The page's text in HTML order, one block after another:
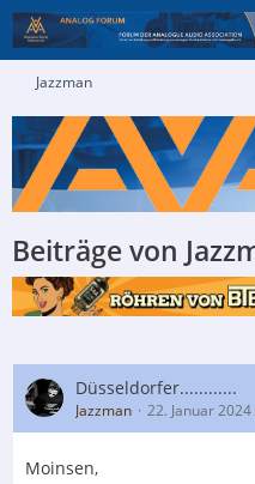
Jazzman
Beiträge von
Düsseldorfer............
Jazzman 22. Januar
Moinsen,